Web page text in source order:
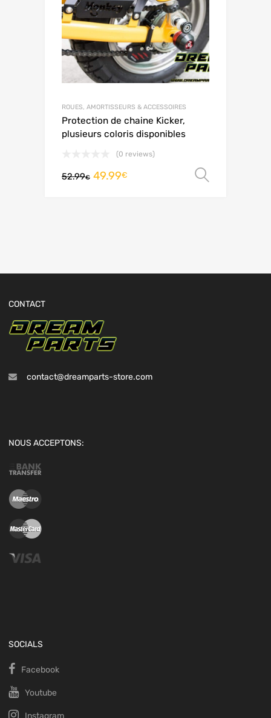
ROUES, AMORTISSEURS & ACCESSOIRES
Protection de chaine Kicker,
plusieurs coloris disponibles
(0 reviews)
52.99€ 49.99€
CONTACT
contact@dreamparts-store.com
NOUS ACCEPTONS:
SOCIALS
Facebook
Youtube